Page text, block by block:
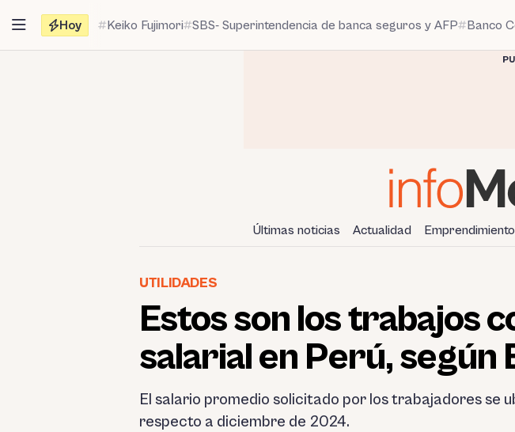
contenido
Hoy Keiko Fujimori SBS- Superintendencia de banca seguros y AFP Banco
Últimas noticias Actualidad
UTILIDADES
Estos son los trabajos
salarial en Perú, según
El salario promedio solicitado por los trabajadores se
respecto a diciembre de 2024.